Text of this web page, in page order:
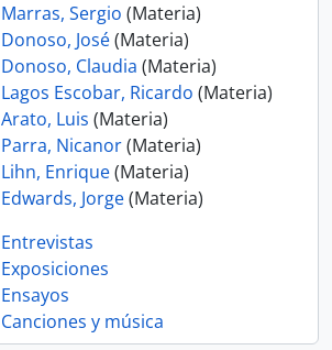
Marras, Sergio (Materia)
Donoso, José(Materia)
Donoso, Claudia (Materia)
Lagos Escobar, Ricardo (Materia)
Arato, Luis (Materia)
Parra, Nicanor(Materia)
Lihn, Enrique(Materia)
Edwards, Jorge(Materia)
Entrevistas
Exposiciones
Ensayos
Canciones y música